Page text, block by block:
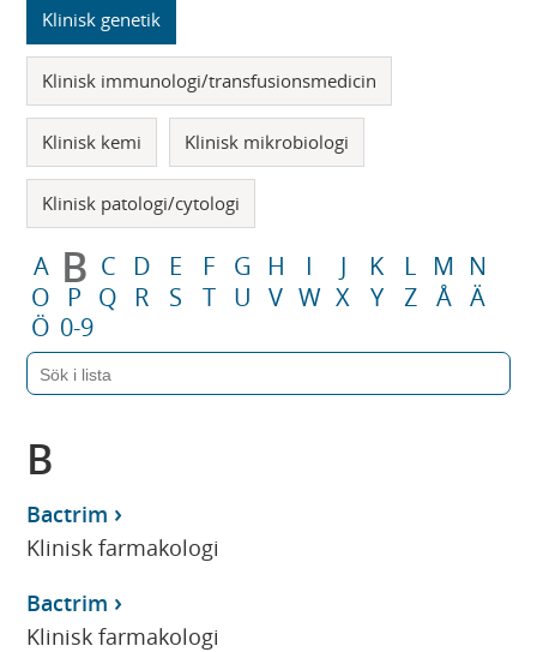
Klinisk genetik
Klinisk immunologi/transfusionsmedicin
Klinisk kemi Klinisk mikrobiologi
Klinisk patologi/cytologi
A B C D E F G H I J K L M N
O
P Q R S T U V W X Y Z Å Ä
Ö 0-9
B
Bactrim
Klinisk farmakologi
Bactrim
Klinisk farmakologi